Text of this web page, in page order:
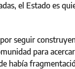
el Estado es
seguir
para
había